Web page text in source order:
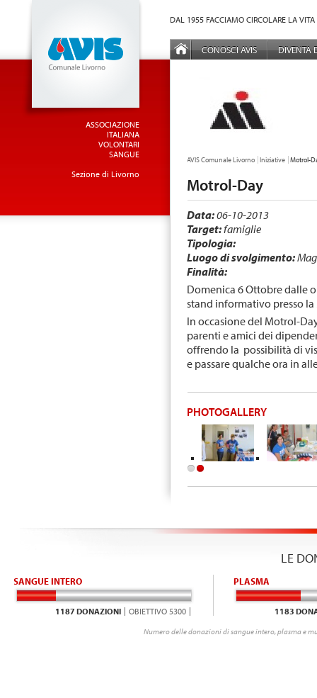
ASSOCIAZIONE
ITALIANA
VOLONTARI
SANGUE
Sezione di Livorno
DAL 1955 FACCIAMO CIRCOLARE LA
MENÙ PRINCIPALE
CONOSCI AVIS DIVENTA
TU SEI QUI:
AVIS Comunale Livorno Iniziative Motrol-
Motrol-Day
Data:06-10-2013
Target:famiglie
Tipologia:
Luogo di svolgimento:
Finalità:
Domenica 6 Ottobre dalle
stand informativo presso
In occasione del Motrol-
parenti e amici dei
offrendo la possibilità di
e passare qualche ora in
PHOTOGALLERY
LE
SANGUE INTERO
1187 DONAZIONI OBIETTIVO 5300
PLASMA
1183
Numero delle donazioni di sangue intero, plasma e